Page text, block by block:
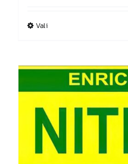
ValiSellel
varianti.
Valikuid
saab
teha
tootelehel.